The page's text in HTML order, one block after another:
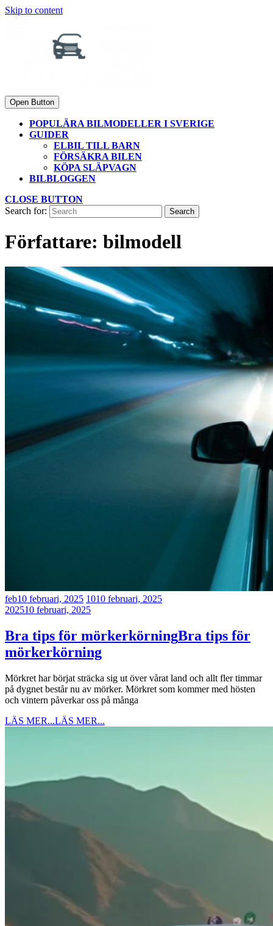
Skip to content
Open Button
POPULÄRA BILMODELLER I SVERIGE
GUIDER
ELBIL TILL BARN
FÖRSÄKRA BILEN
KÖPA SLÄPVAGN
BILBLOGGEN
CLOSE BUTTON
Search for:
Författare: bilmodell
feb10 februari, 2025 1010 februari, 2025
202510 februari, 2025
Bra tips för mörkerkörningBra tips för
mörkerkörning
Mörkret har börjat sträcka sig ut över vårat land och allt fler timmar
på dygnet består nu av mörker. Mörkret som kommer med hösten
och vintern påverkar oss på många
LÄS MER...LÄS MER...